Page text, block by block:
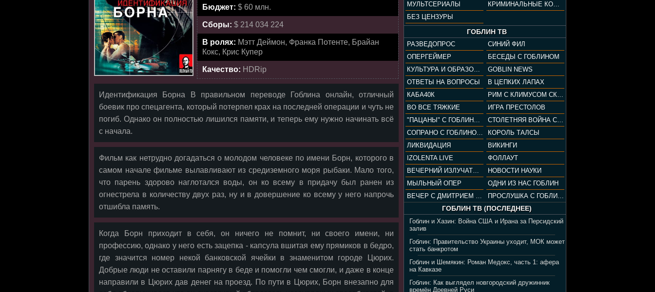
МУЛЬТСЕРИАЛЫ
КРИМИНАЛЬНЫЕ КОМЕДИИ
БЕЗ ЦЕНЗУРЫ
ГОБЛИН ТВ
РАЗВЕДОПРОС
СИНИЙ ФИЛ
ОПЕРГЕЙМЕР
БЕСЕДЫ С ГОБЛИНОМ
КУЛЬТУРА И ОБРАЗОВАНИЕ
GOBLIN NEWS
ОТВЕТЫ НА ВОПРОСЫ
В ЦЕПКИХ ЛАПАХ
КАБА40К
РИМ С КЛИМУСОМ СКАРАБЕУСОМ
ВО ВСЕ ТЯЖКИЕ
ИГРА ПРЕСТОЛОВ
"ПАЦАНЫ" С ГОБЛИНОМ
СТОЛЕТНЯЯ ВОЙНА С КЛИМОМ ЖУКОВЫМ И ГОБЛИНОМ
СОПРАНО С ГОБЛИНОМ (РАЗБОР СЕРИАЛА)
КОРОЛЬ ТАЛСЫ
ЛИКВИДАЦИЯ
ВИКИНГИ
IZOLENTA LIVE
ФОЛЛАУТ
ВЕЧЕРНИЙ ИЗЛУЧАТЕЛЬ
НОВОСТИ НАУКИ
МЫЛЬНЫЙ ОПЕР
ОДНИ ИЗ НАС ГОБЛИН
ВЕЧЕР С ДМИТРИЕМ ПУЧКОВЫМ
ПРОСЛУШКА С ГОБЛИНОМ
ГОБЛИН ТВ (ПОСЛЕДНЕЕ)
Гоблин и Хазин: Война США и Ирана за Персидский
залив
Гоблин: Правительство Украины уходит, МОК может
стать банкротом
Гоблин и Шемякин: Роман Медокс, часть 1: афера
на Кавказе
Гоблин: Как выглядел новгородский дружинник
времён Древней Руси
Бюджет: $ 60 млн.
Сборы: $ 214 034 224
В ролях: Мэтт Деймон, Франка Потенте, Брайан
Кокс, Крис Купер
Качество: HDRip
Идентификация Борна В правильном переводе Гоблина онлайн, отличный
боевик про спецагента, который потерпел крах на последней операции и чуть не
погиб. Однако он полностью лишился памяти, и теперь ему нужно начинать всё
с начала.
Фильм как нетрудно догадаться о молодом человеке по имени Борн, которого в
самом начале фильме вылавливают из средиземного моря рыбаки. Мало того,
что парень здорово наглотался воды, он ко всему в придачу был ранен из
огнестрела в количеству двух раз, ну и в довершение ко всему у него напрочь
отшибла память.
Когда Борн приходит в себя, он ничего не помнит, ни своего имени, ни
профессию, однако у него есть зацепка - капсула вшитая ему прямиков в бедро,
где значится номер некой банковской ячейки в знаменитом городе Цюрих.
Добрые люди не оставили парнягу в беде и помогли чем смогли, и даже в конце
направили в Цюрих дав денег на проезд. По пути в Цюрих, Борн внезапно для